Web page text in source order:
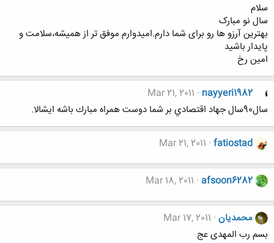
سلام
سال نو مبارک
بهترین آرزو ها رو برای شما دارم.امیدوارم موفق تر از همیشه،سلامت و
پایدار باشید
امین رخ
nayyeri1982
Mar 21, 2011
سال90سال جهاد اقتصادي بر شما دوست همراه مبارك باشه ايشالا.
fatiostad
Mar 21, 2011
afsoon6282
Mar 18, 2011
محمدیان Mar 17, 2011
بسم رب المهدی عج